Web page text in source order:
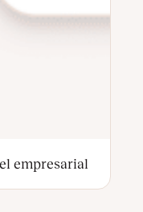
empresarial